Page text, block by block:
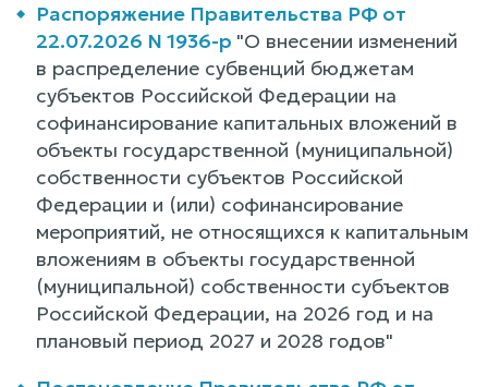
Распоряжение Правительства РФ от
22.07.2026 N 1936-р "О внесении изменений
в распределение субвенций бюджетам
субъектов Российской Федерации на
софинансирование капитальных вложений в
объекты государственной (муниципальной)
собственности субъектов Российской
Федерации и (или) софинансирование
мероприятий, не относящихся к капитальным
вложениям в объекты государственной
(муниципальной) собственности субъектов
Российской Федерации, на 2026 год и на
плановый период 2027 и 2028 годов"